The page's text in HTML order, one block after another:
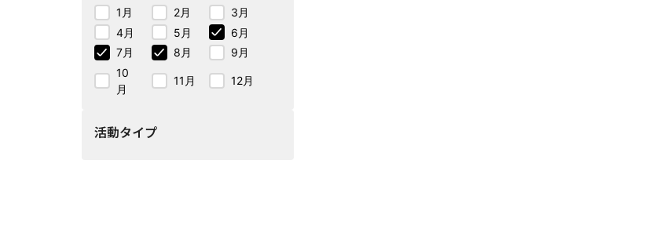
1月 2月
3月
4月
5月
6月
7月
8月
9月
10
月
11月 12月
活動タイプ